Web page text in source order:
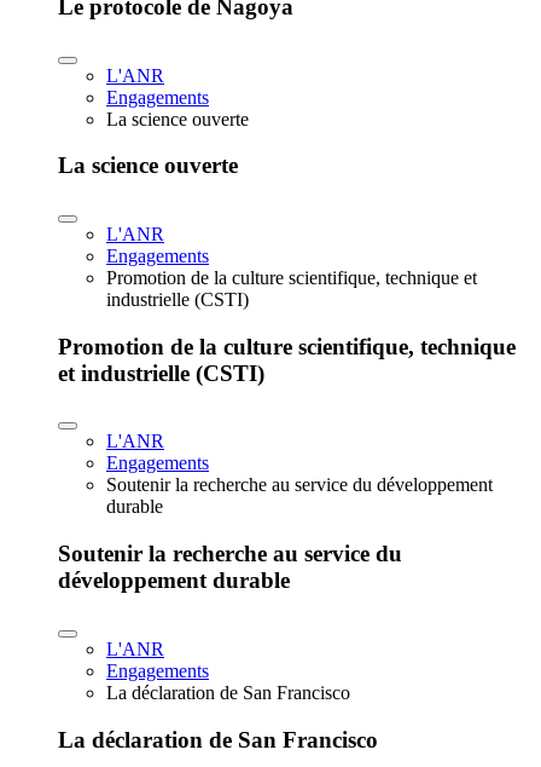
Le protocole de Nagoya
L'ANR
Engagements
La science ouverte
La science ouverte
L'ANR
Engagements
Promotion de la culture scientifique, technique et
industrielle (CSTI)
Promotion de la culture scientifique, technique
et industrielle (CSTI)
L'ANR
Engagements
Soutenir la recherche au service du développement
durable
Soutenir la recherche au service du
développement durable
L'ANR
Engagements
La déclaration de San Francisco
La déclaration de San Francisco